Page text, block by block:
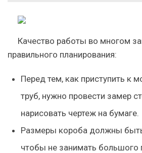
Качество работы во многом
правильного планирования:
Перед тем, как приступить к
труб, нужно провести замер
нарисовать чертеж на бумаге.
Размеры короба должны
чтобы не занимать большого